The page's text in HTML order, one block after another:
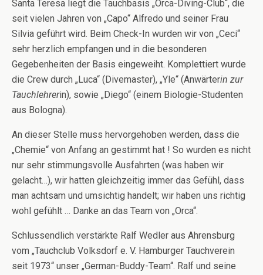
Santa Teresa liegt die Tauchbasis „Orca-Diving-Club“, die
seit vielen Jahren von „Capo“ Alfredo und seiner Frau
Silvia geführt wird. Beim Check-In wurden wir von „Ceci“
sehr herzlich empfangen und in die besonderen
Gegebenheiten der Basis eingeweiht. Komplettiert wurde
die Crew durch „Luca“ (Divemaster), „Yle“ (Anwärterin zur
Tauchlehrerin), sowie „Diego“ (einem Biologie-Studenten
aus Bologna).
An dieser Stelle muss hervorgehoben werden, dass die
„Chemie“ von Anfang an gestimmt hat ! So wurden es nicht
nur sehr stimmungsvolle Ausfahrten (was haben wir
gelacht…), wir hatten gleichzeitig immer das Gefühl, dass
man achtsam und umsichtig handelt; wir haben uns richtig
wohl gefühlt … Danke an das Team von „Orca“.
Schlussendlich verstärkte Ralf Wedler aus Ahrensburg
vom „Tauchclub Volksdorf e. V. Hamburger Tauchverein
seit 1973“ unser „German-Buddy-Team“. Ralf und seine